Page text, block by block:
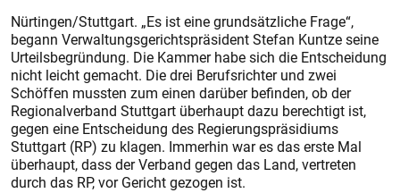
Nürtingen/Stuttgart. „Es ist eine grundsätzliche Frage“,
begann Verwaltungsgerichtspräsident Stefan Kuntze seine
Urteilsbegründung. Die Kammer habe sich die Entscheidung
nicht leicht gemacht. Die drei Berufsrichter und zwei
Schöffen mussten zum einen darüber befinden, ob der
Regionalverband Stuttgart überhaupt dazu berechtigt ist,
gegen eine Entscheidung des Regierungspräsidiums
Stuttgart (RP) zu klagen. Immerhin war es das erste Mal
überhaupt, dass der Verband gegen das Land, vertreten
durch das RP, vor Gericht gezogen ist.